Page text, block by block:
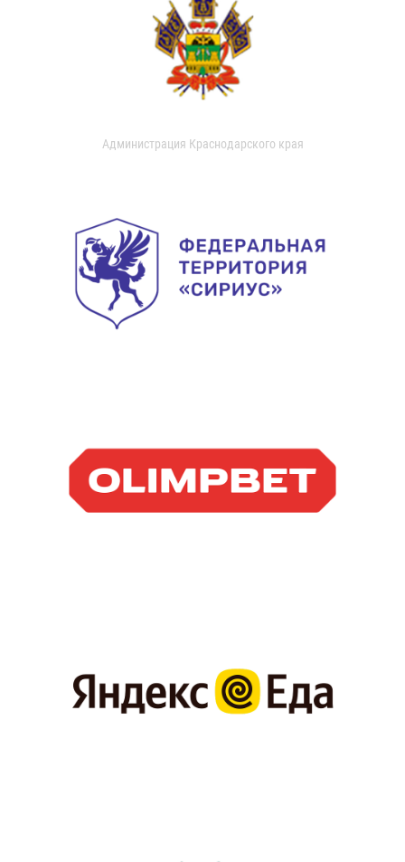
Администрация Краснодарского края